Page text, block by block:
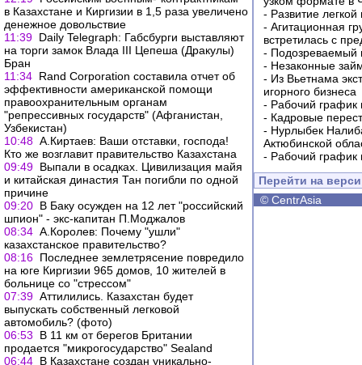
в Казахстане и Киргизии в 1,5 раза увеличено
денежное довольствие
11:39 Daily Telegraph: Габсбурги выставляют
на торги замок Влада III Цепеша (Дракулы)
Бран
11:34 Rand Corporation cоставила отчет об
эффективности американской помощи
правоохранительным органам
"репрессивных государств" (Афганистан,
Узбекистан)
10:48 А.Киртаев: Ваши отставки, господа!
Кто же возглавит правительство Казахстана
09:49 Выпали в осадках. Цивилизация майя
и китайская династия Тан погибли по одной
причине
09:20 В Баку осужден на 12 лет "российский
шпион" - экс-капитан П.Моджалов
08:34 А.Королев: Почему "ушли"
казахстанское правительство?
08:16 Поcледнее землетрясение повредило
на юге Киргизии 965 домов, 10 жителей в
больнице со "стрессом"
07:39 Аттилились. Казахстан будет
выпускать собственный легковой
автомобиль? (фото)
06:53
В 11 км от берегов Британии
продается "микрогосударство" Sealand
06:44 В Казахстане создан уникально-
- Развитие
- Агитационная
встретилась с
- Подозреваемый
- Незаконные
- Из Вьетнама
игорного бизнеса
- Рабочий график
- Кадровые
- Нурлыбек
Актюбинской
- Рабочий график
Перейти на
© CentrAsia